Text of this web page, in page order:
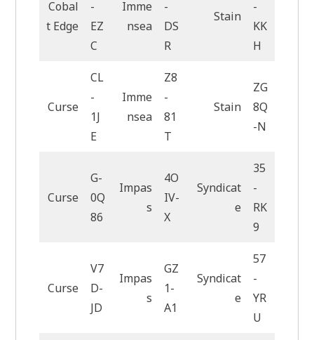
Cobal
t Edge
-
EZ
C
Imme
nsea
-
DS
R
Stain
-
KK
H
Curse
CL
-
1J
E
Imme
nsea
Z8
-
81
T
Stain
ZG
8Q
-N
Curse
G-
0Q
86
Impas
s
4O
IV-
X
Syndicat
e
35
-
RK
9
Curse
V7
D-
JD
Impas
s
GZ
1-
A1
Syndicat
e
57
-
YR
U